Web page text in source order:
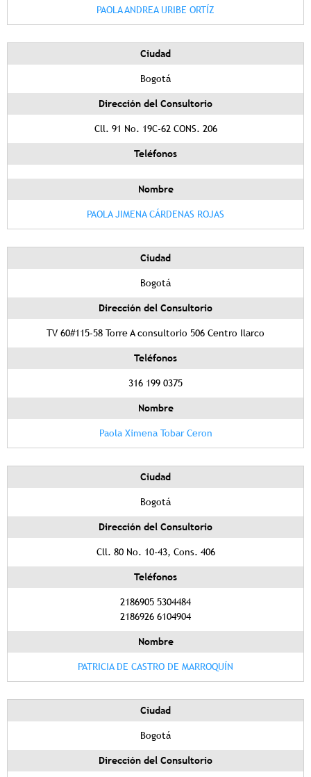
PAOLA ANDREA URIBE ORTÍZ
Ciudad
Bogotá
Dirección del Consultorio
Cll. 91 No. 19C-62 CONS. 206
Teléfonos
Nombre
PAOLA JIMENA CÁRDENAS ROJAS
Ciudad
Bogotá
Dirección del Consultorio
TV 60#115-58 Torre A consultorio 506 Centro Ilarco
Teléfonos
316 199 0375
Nombre
Paola Ximena Tobar Ceron
Ciudad
Bogotá
Dirección del Consultorio
Cll. 80 No. 10-43, Cons. 406
Teléfonos
2186905 5304484
2186926 6104904
Nombre
PATRICIA DE CASTRO DE MARROQUÍN
Ciudad
Bogotá
Dirección del Consultorio